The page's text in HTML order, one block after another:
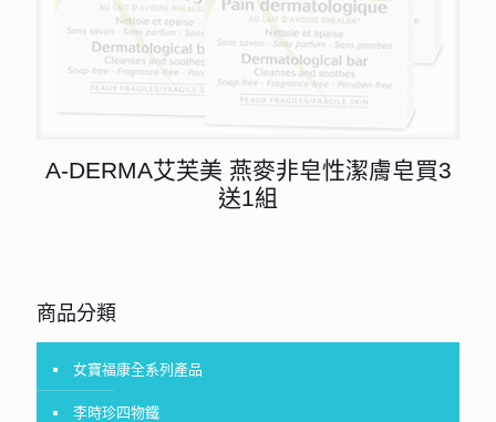
A-DERMA艾芙美 燕麥非皂性潔膚皂買3
送1組
商品分類
女寶福康全系列產品
李時珍四物鐵